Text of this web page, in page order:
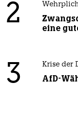
2
eine
3 Krise der
AfD-